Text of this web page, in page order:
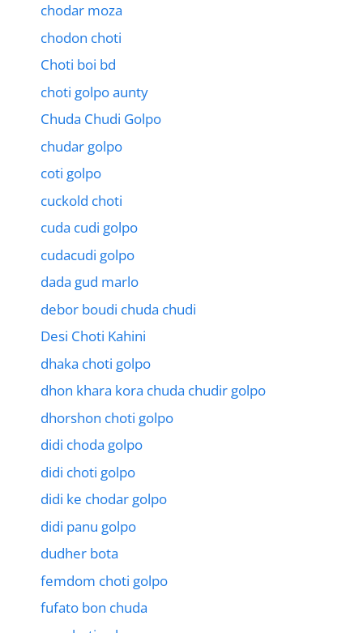
chodar moza
chodon choti
Choti boi bd
choti golpo aunty
Chuda Chudi Golpo
chudar golpo
coti golpo
cuckold choti
cuda cudi golpo
cudacudi golpo
dada gud marlo
debor boudi chuda chudi
Desi Choti Kahini
dhaka choti golpo
dhon khara kora chuda chudir golpo
dhorshon choti golpo
didi choda golpo
didi choti golpo
didi ke chodar golpo
didi panu golpo
dudher bota
femdom choti golpo
fufato bon chuda